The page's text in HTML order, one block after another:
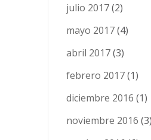
julio 2017(2)
mayo 2017(4)
abril 2017(3)
febrero 2017(1)
diciembre 2016 (1)
noviembre 2016 (3)